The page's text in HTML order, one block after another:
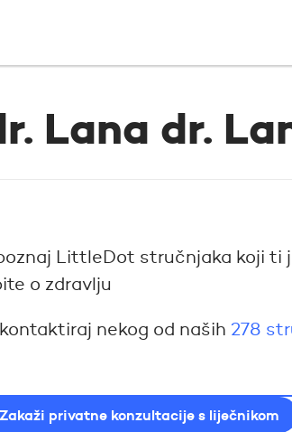
Lana dr.
LittleDot stručnjaka koji ti
o zdravlju
nekog od naših 278
Zakaži privatne konzultacije s liječnikom